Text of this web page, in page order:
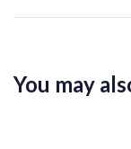
You may